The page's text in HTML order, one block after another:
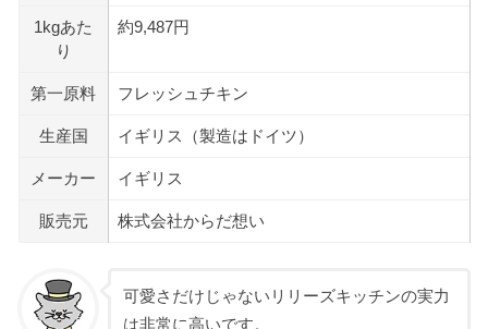
1kgあた
り
約9,487円
第一原料 フレッシュチキン
生産国 イギリス（製造はドイツ）
メーカー イギリス
販売元 株式会社からだ想い
可愛さだけじゃないリリーズキッチンの実力
は非常に高いです。